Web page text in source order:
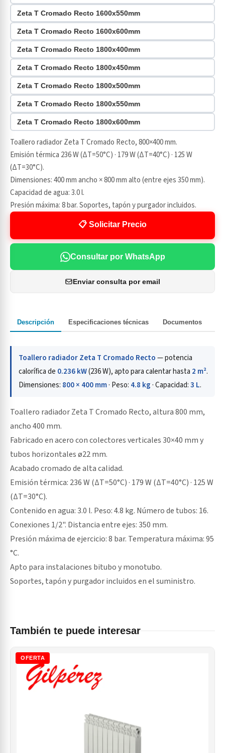
Zeta T Cromado Recto 1600x550mm
Zeta T Cromado Recto 1600x600mm
Zeta T Cromado Recto 1800x400mm
Zeta T Cromado Recto 1800x450mm
Zeta T Cromado Recto 1800x500mm
Zeta T Cromado Recto 1800x550mm
Zeta T Cromado Recto 1800x600mm
Toallero radiador Zeta T Cromado Recto, 800×400 mm.
Emisión térmica 236 W (ΔT=50°C) · 179 W (ΔT=40°C) · 125 W
(ΔT=30°C).
Dimensiones: 400 mm ancho × 800 mm alto (entre ejes 350 mm).
Capacidad de agua: 3.0 l.
Presión máxima: 8 bar. Soportes, tapón y purgador incluidos.
📋 Solicitar Precio
Consultar por WhatsApp
Enviar consulta por email
Descripción Especificaciones técnicas Documentos
Toallero radiador Zeta T Cromado Recto— potencia
calorífica de 0.236 kW(236 W), apto para calentar hasta 2 m².
Dimensiones: 800 × 400 mm· Peso: 4.8 kg· Capacidad:3 L.
Toallero radiador Zeta T Cromado Recto, altura 800 mm,
ancho 400 mm.
Fabricado en acero con colectores verticales 30×40 mm y
tubos horizontales ø22 mm.
Acabado cromado de alta calidad.
Emisión térmica: 236 W (ΔT=50°C) · 179 W (ΔT=40°C) · 125 W
(ΔT=30°C).
Contenido en agua: 3.0 l. Peso: 4.8 kg. Número de tubos: 16.
Conexiones 1/2". Distancia entre ejes: 350 mm.
Presión máxima de ejercicio: 8 bar. Temperatura máxima: 95
°C.
Apto para instalaciones bitubo y monotubo.
Soportes, tapón y purgador incluidos en el suministro.
También te puede interesar
OFERTA